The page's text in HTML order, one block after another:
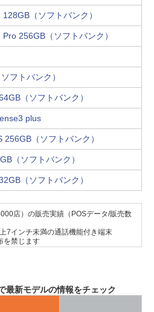
（ソフトバンク）
256GB（ソフトバンク）
フトバンク）
（ソフトバンク）
plus
256GB（ソフトバンク）
（ソフトバンク）
（ソフトバンク）
店）の販売実績（POSデータ/販売数
7インチ未満の通話機能付き端末
を禁じます
最新モデルの情報をチェック